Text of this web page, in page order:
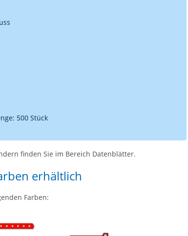
500 Stück
finden Sie im Bereich Datenblätter.
erhältlich
Farben: